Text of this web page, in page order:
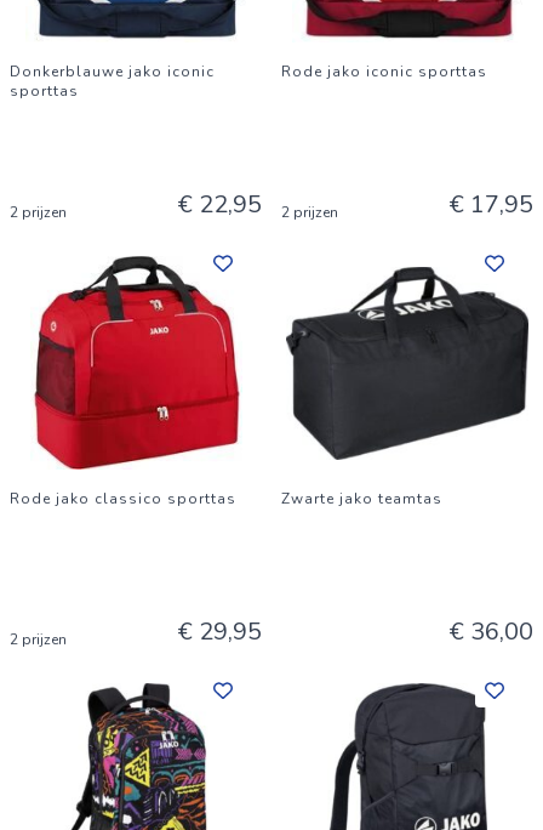
Donkerblauwe jako iconic
sporttas
2 prijzen € 22,95
Rode jako iconic sporttas
2 prijzen € 17,95
Rode jako classico sporttas
2 prijzen € 29,95
Zwarte jako teamtas
€ 36,00